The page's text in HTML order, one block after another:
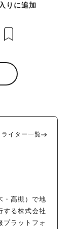
りに追加
ライター一覧
・高槻）で地
する株式会社
プラットフォ